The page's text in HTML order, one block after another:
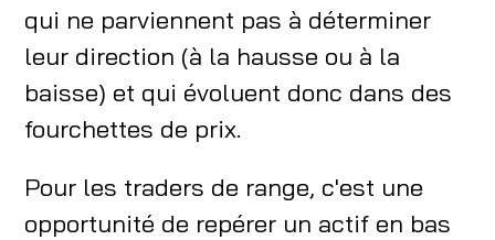
qui ne parviennent pas à déterminer
leur direction (à la hausse ou à la
baisse) et qui évoluent donc dans des
fourchettes de prix.
Pour les traders de range, c'est une
opportunité de repérer un actif en bas